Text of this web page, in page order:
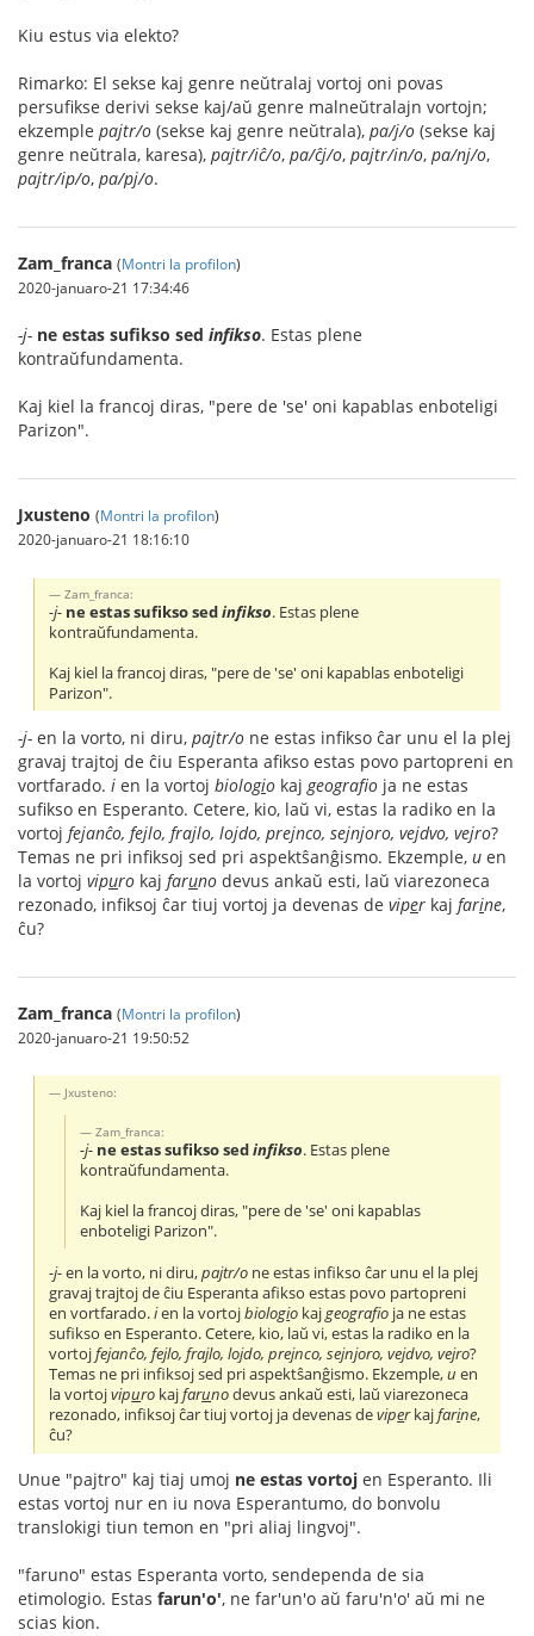
Kiu estus via elekto?
Rimarko: El sekse kaj genre neŭtralaj vortoj oni povas
persufikse derivi sekse kaj/aŭ genre malneŭtralajn vortojn;
ekzemple pajtr/o (sekse kaj genre neŭtrala), pa/j/o (sekse kaj
genre neŭtrala, karesa), pajtr/iĉ/o, pa/ĉj/o, pajtr/in/o, pa/nj/o,
pajtr/ip/o, pa/pj/o.
Zam_franca (Montri la profilon)
2020-januaro-21 17:34:46
-j- ne estas sufikso sed infikso. Estas plene
kontraŭfundamenta.
Kaj kiel la francoj diras, "pere de 'se' oni kapablas enboteligi
Parizon".
Jxusteno (Montri la profilon)
2020-januaro-21 18:16:10
Zam_franca:
-j- ne estas sufikso sedinfikso. Estas plene
kontraŭfundamenta.
Kaj kiel la francoj diras, "pere de 'se' oni kapablas enboteligi
Parizon".
-j- en la vorto, ni diru, pajtr/o ne estas infikso ĉar unu el la plej
gravaj trajtoj de ĉiu Esperanta afikso estas povo partopreni en
vortfarado. i en la vortoj biologio kaj geografo ja ne estas
sufikso en Esperanto. Cetere, kio, laŭ vi, estas la radiko en la
vortoj fejanĉo, fejlo, frajlo, lojdo, prejnco, sejnjoro, vejdvo, vejro?
Temas ne pri infiksoj sed pri aspektŝanĝismo. Ekzemple, u en
la vortoj vipuro kaj faruno devus ankaŭ esti, laŭ viarezoneca
rezonado, infiksoj ĉar tiuj vortoj ja devenas de viper kaj farine,
ĉu?
Zam_franca (Montri la profilon)
2020-januaro-21 19:50:52
Jxusteno:
Zam_franca:
-j- ne estas sufikso sedinfikso. Estas plene
kontraŭfundamenta.
Kaj kiel la francoj diras, "pere de 'se' oni kapablas
enboteligi Parizon".
-j-en la vorto, ni diru,pajtr/o ne estas infikso ĉar unu el la plej
gravaj trajtoj de ĉiu Esperanta afikso estas povo partopreni
en vortfarado.ien la vortojbiologio kajgeografo ja ne estas
sufikso en Esperanto. Cetere, kio, laŭ vi, estas la radiko en la
vortojfejanĉo, fejlo, frajlo, lojdo, prejnco, sejnjoro, vejdvo, vejro?
Temas ne pri infiksoj sed pri aspektŝanĝismo. Ekzemple,u en
la vortojvipuro kajfarunodevus ankaŭ esti, laŭ viarezoneca
rezonado, infiksoj ĉar tiuj vortoj ja devenas deviperkajfarine,
ĉu?
Unue "pajtro" kaj tiaj umoj ne estas vortoj en Esperanto. Ili
estas vortoj nur en iu nova Esperantumo, do bonvolu
translokigi tiun temon en "pri aliaj lingvoj".
"faruno" estas Esperanta vorto, sendependa de sia
etimologio. Estas farun'o', ne far'un'o aŭ faru'n'o' aŭ mi ne
scias kion.